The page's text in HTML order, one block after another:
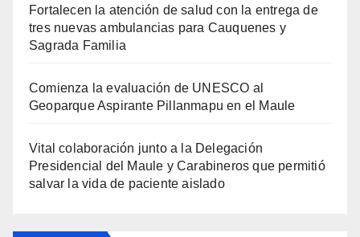
Fortalecen la atención de salud con la entrega de
tres nuevas ambulancias para Cauquenes y
Sagrada Familia
Comienza la evaluación de UNESCO al
Geoparque Aspirante Pillanmapu en el Maule
Vital colaboración junto a la Delegación
Presidencial del Maule y Carabineros que permitió
salvar la vida de paciente aislado